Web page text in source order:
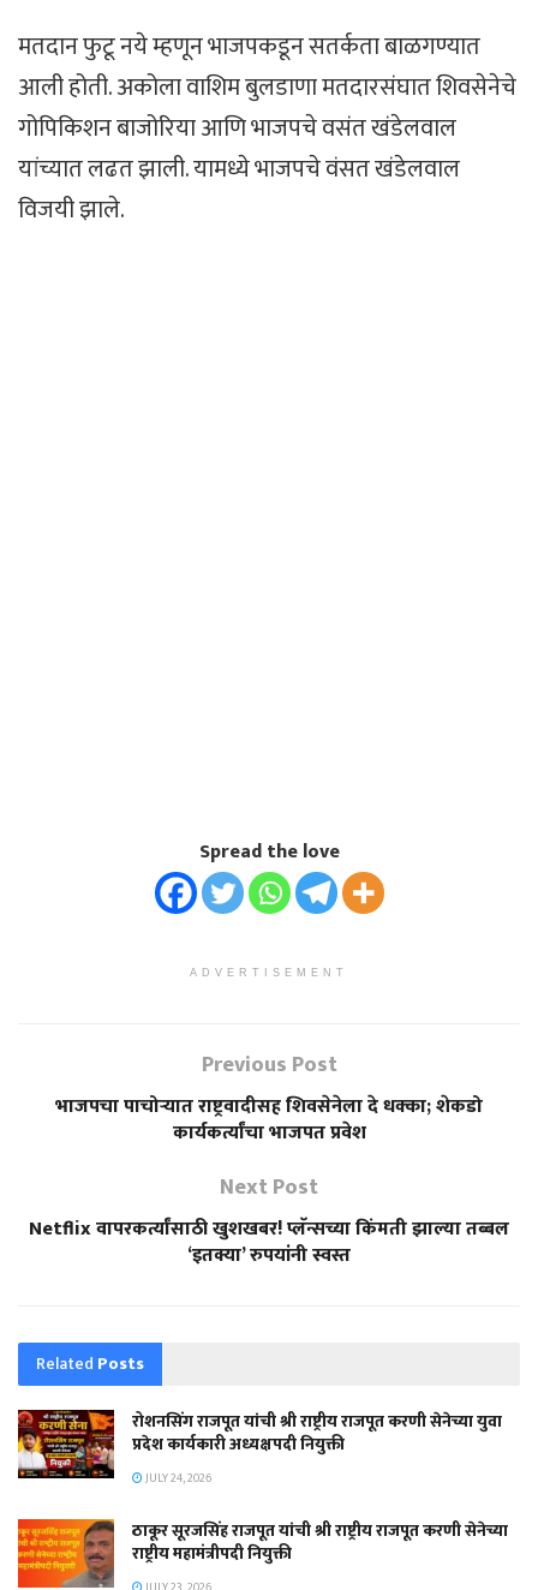
मतदान फुटू नये म्हणून भाजपकडून सतर्कता बाळगण्यात
आली होती. अकोला वाशिम बुलडाणा मतदारसंघात शिवसेनेचे
गोपिकिशन बाजोरिया आणि भाजपचे वसंत खंडेलवाल
यांच्यात लढत झाली. यामध्ये भाजपचे वंसत खंडेलवाल
विजयी झाले.
Spread the love
ADVERTISEMENT
Previous Post
भाजपचा पाचोऱ्यात राष्ट्रवादीसह शिवसेनेला‎ दे धक्का; शेकडो
कार्यकर्त्यांचा भाजपत प्रवेश‎
Next Post
Netflix वापरकर्त्यांसाठी खुशखबर! प्लॅन्सच्या किंमती झाल्या तब्बल
‘इतक्या’ रुपयांनी स्वस्त
Related Posts
रोशनसिंग राजपूत यांची श्री राष्ट्रीय राजपूत करणी सेनेच्या युवा
प्रदेश कार्यकारी अध्यक्षपदी नियुक्ती
JULY 24, 2026
ठाकूर सूरजसिंह राजपूत यांची श्री राष्ट्रीय राजपूत करणी सेनेच्या
राष्ट्रीय महामंत्रीपदी नियुक्ती